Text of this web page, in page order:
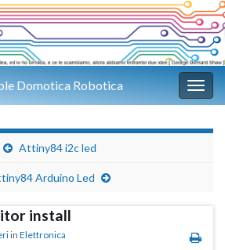
Domotica Robotica
Attiny84 i2c led
Arduino Led
install
in Elettronica